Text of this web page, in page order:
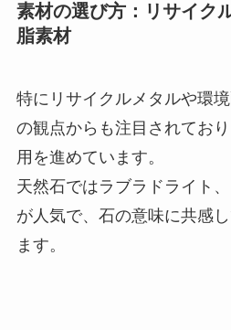
素材の選び方：リサイク
脂素材
特にリサイクルメタルや環
の観点からも注目されてお
用を進めています。
天然石ではラブラドライト
が人気で、石の意味に共感
ます。